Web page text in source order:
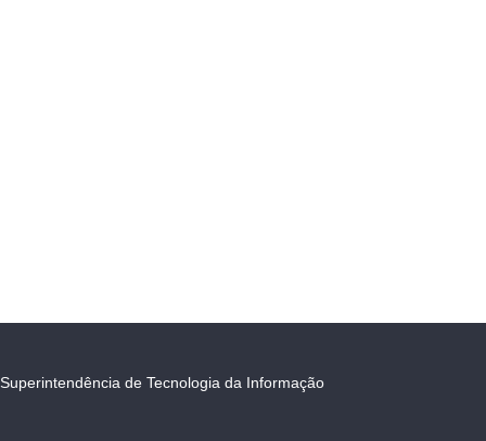
Superintendência de Tecnologia da Informação